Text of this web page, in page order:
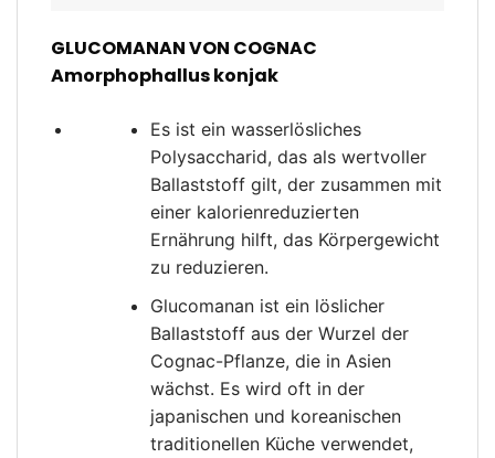
GLUCOMANAN VON COGNAC
Amorphophallus konjak
Es ist ein wasserlösliches
Polysaccharid, das als wertvoller
Ballaststoff gilt, der zusammen mit
einer kalorienreduzierten
Ernährung hilft, das Körpergewicht
zu reduzieren.
Glucomanan ist ein löslicher
Ballaststoff aus der Wurzel der
Cognac-Pflanze, die in Asien
wächst. Es wird oft in der
japanischen und koreanischen
traditionellen Küche verwendet,